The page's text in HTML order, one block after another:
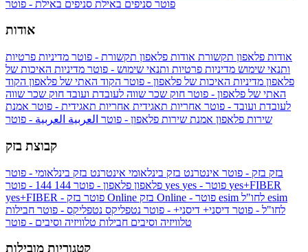
פוטר סניפים באילת סניפים באילת - פוטר
אודות
אודות פלאפון תקשורת אודות פלאפון תקשורת - פוטר מדיניות פרטיות
ותנאי שימוש מדיניות פרטיות ותנאי שימוש - פוטר מדיניות האיכות של
פלאפון מדיניות האיכות של פלאפון - פוטר הקוד האתי של פלאפון הקוד
האתי של פלאפון - פוטר חוק שכר שווה לעובדת ועובד חוק שכר שווה
לעובדת ועובד - פוטר אחריות תאגידית אחריות תאגידית - פוטר אמנת
שירות פלאפון אמנת שירות פלאפון - פוטר العربية العربية - פוטר
קבוצת בזק
בזק בזק - פוטר אינטרנט בזק בינלאומי אינטרנט בזק בינלאומי - פוטר
פלאפון פלאפון - פוטר 144 yes
yes+FIBER
yes+FIBER - פוטר בזק Online
esim
לחו"ל - פוטר דיסני+ דיסני+ - פוטר נטפליקס נטפליקס - פוטר חבילות
טלוויזיה וסיבים חבילות טלוויזיה וסיבים - פוטר
קטגוריות מובילות